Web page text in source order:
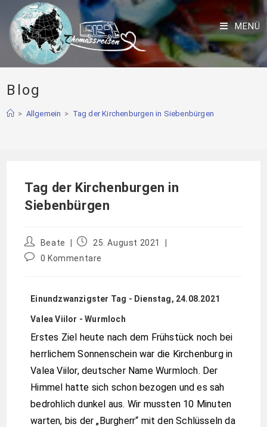
MENÜ
Blog
> Allgemein > Tag der Kirchenburgen in Siebenbürgen
Tag der Kirchenburgen in
Siebenbürgen
Beate
25. August 2021
0 Kommentare
Einundzwanzigster Tag - Dienstag, 24.08.2021
Valea Viilor - Wurmloch
Erstes Ziel heute nach dem Frühstück noch bei
herrlichem Sonnenschein war die Kirchenburg in
Valea Viilor, deutscher Name Wurmloch. Der
Himmel hatte sich schon bezogen und es sah
bedrohlich dunkel aus. Wir mussten 10 Minuten
warten, bis der „Burgherr“ mit den Schlüsseln da